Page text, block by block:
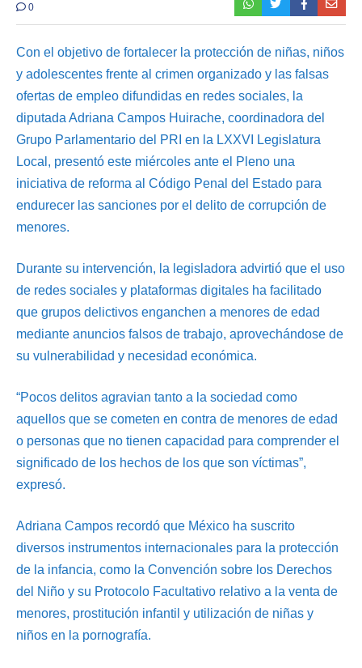
0
Con el objetivo de fortalecer la protección de niñas, niños
y adolescentes frente al crimen organizado y las falsas
ofertas de empleo difundidas en redes sociales, la
diputada Adriana Campos Huirache, coordinadora del
Grupo Parlamentario del PRI en la LXXVI Legislatura
Local, presentó este miércoles ante el Pleno una
iniciativa de reforma al Código Penal del Estado para
endurecer las sanciones por el delito de corrupción de
menores.
Durante su intervención, la legisladora advirtió que el uso
de redes sociales y plataformas digitales ha facilitado
que grupos delictivos enganchen a menores de edad
mediante anuncios falsos de trabajo, aprovechándose de
su vulnerabilidad y necesidad económica.
“Pocos delitos agravian tanto a la sociedad como
aquellos que se cometen en contra de menores de edad
o personas que no tienen capacidad para comprender el
significado de los hechos de los que son víctimas”,
expresó.
Adriana Campos recordó que México ha suscrito
diversos instrumentos internacionales para la protección
de la infancia, como la Convención sobre los Derechos
del Niño y su Protocolo Facultativo relativo a la venta de
menores, prostitución infantil y utilización de niñas y
niños en la pornografía.